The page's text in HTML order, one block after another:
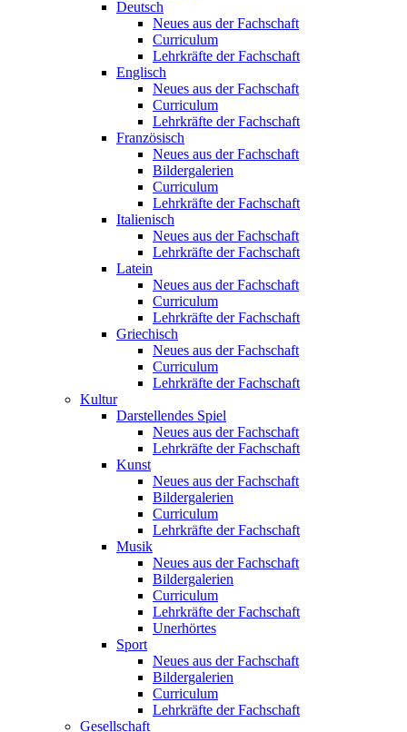
Deutsch
Neues aus der Fachschaft
Curriculum
Lehrkräfte der Fachschaft
Englisch
Neues aus der Fachschaft
Curriculum
Lehrkräfte der Fachschaft
Französisch
Neues aus der Fachschaft
Bildergalerien
Curriculum
Lehrkräfte der Fachschaft
Italienisch
Neues aus der Fachschaft
Lehrkräfte der Fachschaft
Latein
Neues aus der Fachschaft
Curriculum
Lehrkräfte der Fachschaft
Griechisch
Neues aus der Fachschaft
Curriculum
Lehrkräfte der Fachschaft
Kultur
Darstellendes Spiel
Neues aus der Fachschaft
Lehrkräfte der Fachschaft
Kunst
Neues aus der Fachschaft
Bildergalerien
Curriculum
Lehrkräfte der Fachschaft
Musik
Neues aus der Fachschaft
Bildergalerien
Curriculum
Lehrkräfte der Fachschaft
Unerhörtes
Sport
Neues aus der Fachschaft
Bildergalerien
Curriculum
Lehrkräfte der Fachschaft
Gesellschaft